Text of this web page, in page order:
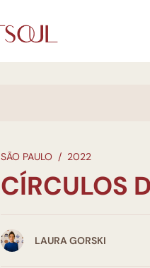
SÃO PAULO / 2022
CÍRCULOS
LAURA GORSKI